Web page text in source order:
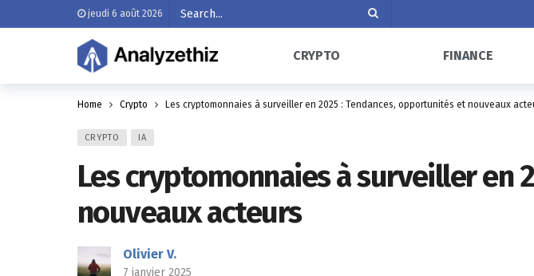
jeudi 6 août 2026
CRYPTO FINANCE
Home Crypto Les cryptomonnaies à surveiller en 2025 : Tendances, opportunités et nouveaux
CRYPTO IA
Les cryptomonnaies à surveiller en
nouveaux acteurs
Olivier V.
7 janvier 2025